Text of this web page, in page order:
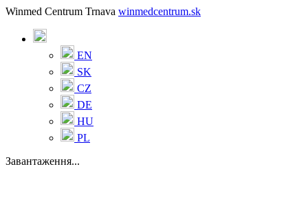
Winmed Centrum Trnava winmedcentrum.sk
EN
SK
CZ
DE
HU
PL
Завантаження...